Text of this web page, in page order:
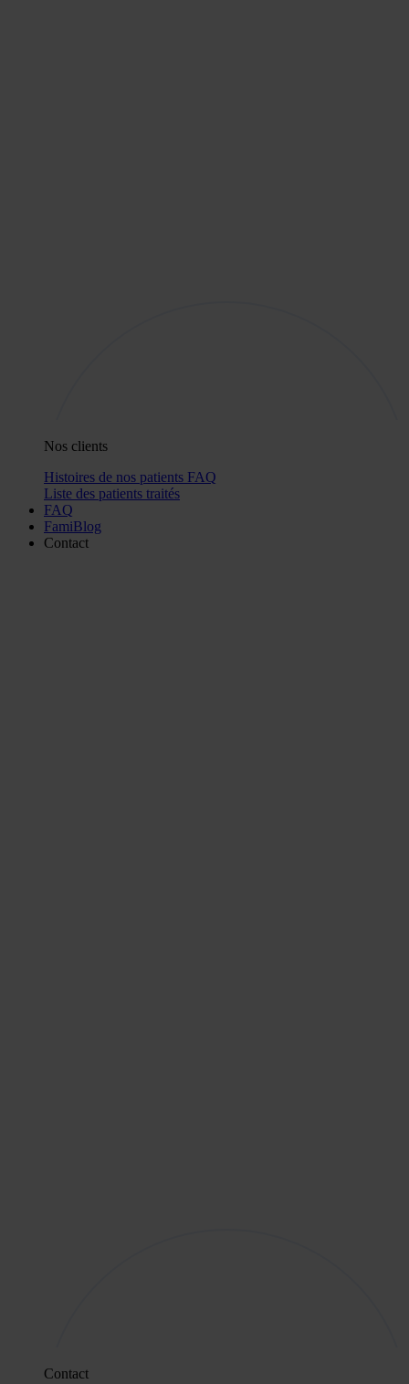
Nos clients
Histoires de nos patients FAQ
Liste des patients traités
FAQ
FamiBlog
Contact
Contact